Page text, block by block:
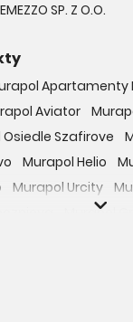
SP. Z O.O.
Apartamenty
Aviator
Szafirove
Murapol Helio
Murapol Urcity
Murapol